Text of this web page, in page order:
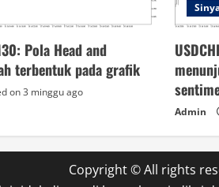
Pola Head and
terbentuk pada grafik
on 3 minggu ago
Admin
Copyright © All rights